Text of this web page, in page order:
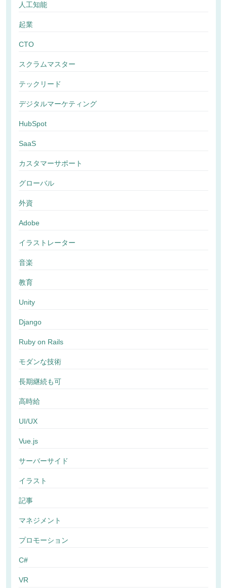
人工知能
起業
CTO
スクラムマスター
テックリード
デジタルマーケティング
HubSpot
SaaS
カスタマーサポート
グローバル
外資
Adobe
イラストレーター
音楽
教育
Unity
Django
Ruby on Rails
モダンな技術
長期継続も可
高時給
UI/UX
Vue.js
サーバーサイド
イラスト
記事
マネジメント
プロモーション
C#
VR